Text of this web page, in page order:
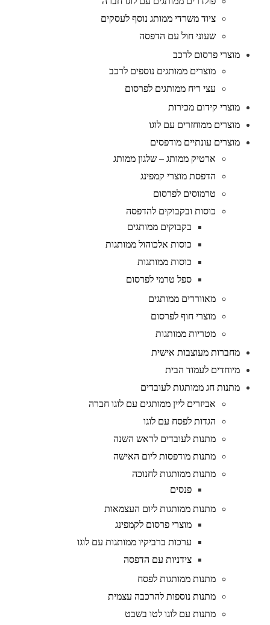
ציוד משרדי ממותג נוסף לעסקים
שעוני חול עם הדפסה
מוצרי פרסום לרכב
מוצרים ממותגים נוספים לרכב
עצי ריח ממותגים לפרסום
מוצרי קידום מכירות
מוצרים ממוחזרים עם לוגו
מוצרים עונתיים מודפסים
ארטיק ממותג – שלגון ממותג
הדפסת מוצרי קמפינג
טרמוסים לפרסום
כוסות ובקבוקים להדפסה
בקבוקים ממותגים
כוסות אלכוהול ממותגות
כוסות ממותגות
ספל טרמי לפרסום
מאווררים ממותגים
מוצרי חוף לפרסום
מטריות ממותגות
מחברות מעוצבות אישית
מיוחדים לעמוד הבית
מתנות חג ממותגות לעובדים
אביזרים ליין ממותגים עם לוגו חברה
הגדות לפסח עם לוגו
מתנות לעובדים לראש השנה
מתנות מודפסות ליום האישה
מתנות ממותגות לחנוכה
פנסים
מתנות ממותגות ליום העצמאות
מוצרי פרסום לקמפינג
ערכות ברביקיו ממותגות עם לוגו
צידניות עם הדפסה
מתנות ממותגות לפסח
מתנות נוספות להרכבה עצמית
מתנות עם לוגו לטו בשבט